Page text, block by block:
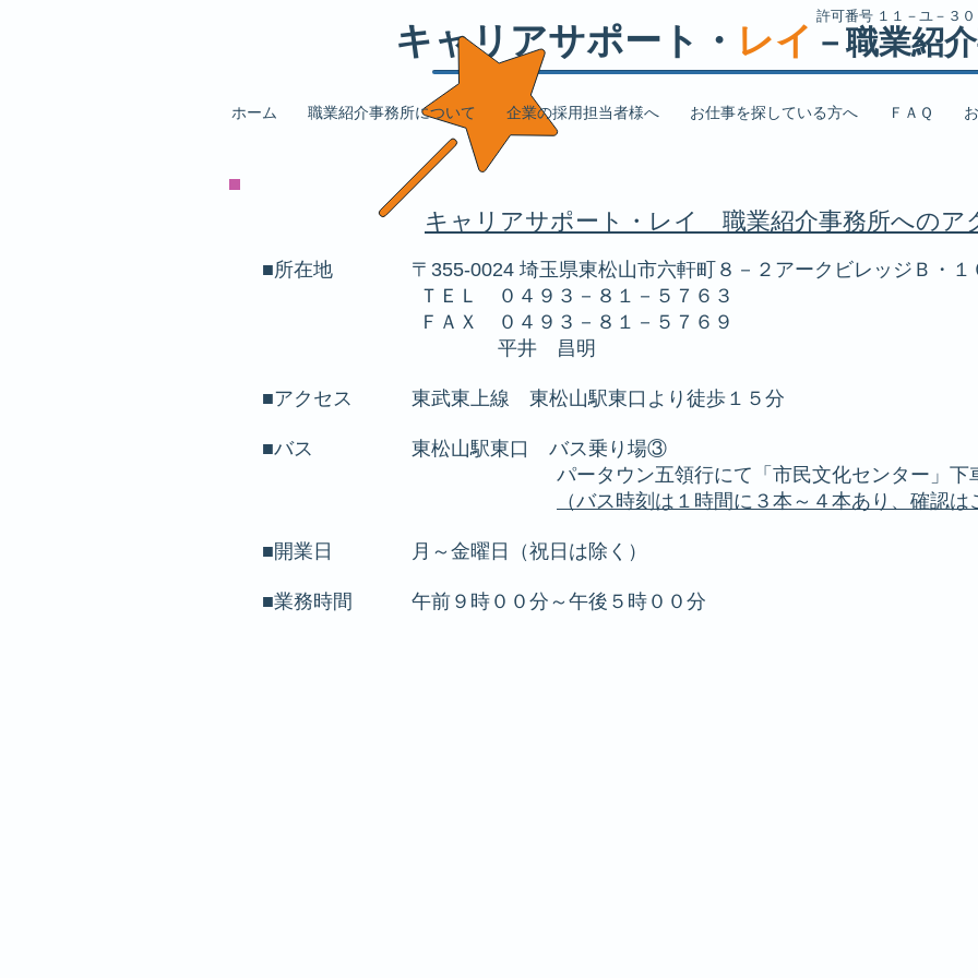
キャリアサポート・ レイ －職業紹
許可番号 １１－ユ－３０
ホーム 職業紹介事務所について 企業の採用担当者様へ お仕事を探している方へ ＦＡＱ
キャリアサポート・レイ 職業紹介事務所へのア
■所在地 〒355-0024 埼玉県東松山市六軒町８－２アークビレッジＢ・
ＴＥＬ ０４９３－８１－５７６３
ＦＡＸ ０４９３－８１－５７６９
平井 昌明
■アクセス 東武東上線 東松山駅東口より徒歩１５分
■バス 東松山駅東口 バス乗り場③
パータウン五領行にて「市民文化センター」下車
（バス時刻は１時間に３本～４本あり、確
■開業日 月～金曜日（祝日は除く）
■業務時間 午前９時００分～午後５時００分